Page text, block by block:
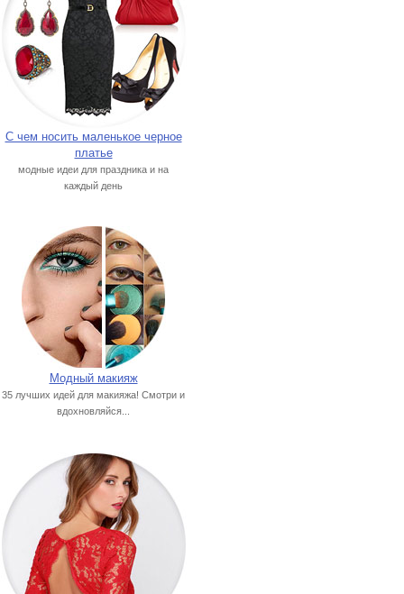
С чем носить маленькое черное
платье
модные идеи для праздника и на
каждый день
Модный макияж
35 лучших идей для макияжа! Смотри и
вдохновляйся...